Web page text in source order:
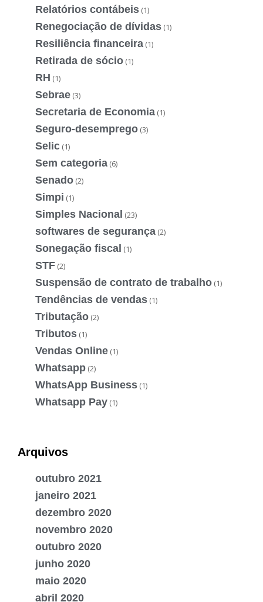
Relatórios contábeis (1)
Renegociação de dívidas (1)
Resiliência financeira (1)
Retirada de sócio (1)
RH (1)
Sebrae (3)
Secretaria de Economia (1)
Seguro-desemprego (3)
Selic (1)
Sem categoria (6)
Senado (2)
Simpi (1)
Simples Nacional (23)
softwares de segurança (2)
Sonegação fiscal (1)
STF (2)
Suspensão de contrato de trabalho (1)
Tendências de vendas (1)
Tributação (2)
Tributos (1)
Vendas Online (1)
Whatsapp (2)
WhatsApp Business (1)
Whatsapp Pay (1)
Arquivos
outubro 2021
janeiro 2021
dezembro 2020
novembro 2020
outubro 2020
junho 2020
maio 2020
abril 2020